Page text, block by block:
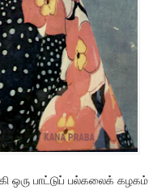
பாட்டுப் பல்கலைக் கழகம்.